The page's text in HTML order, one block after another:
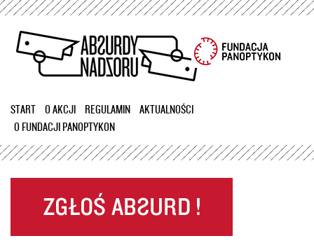
Przejdź
treści
START O AKCJI REGULAMIN
AKTUALNOŚCI
O FUNDACJI PANOPTYKON